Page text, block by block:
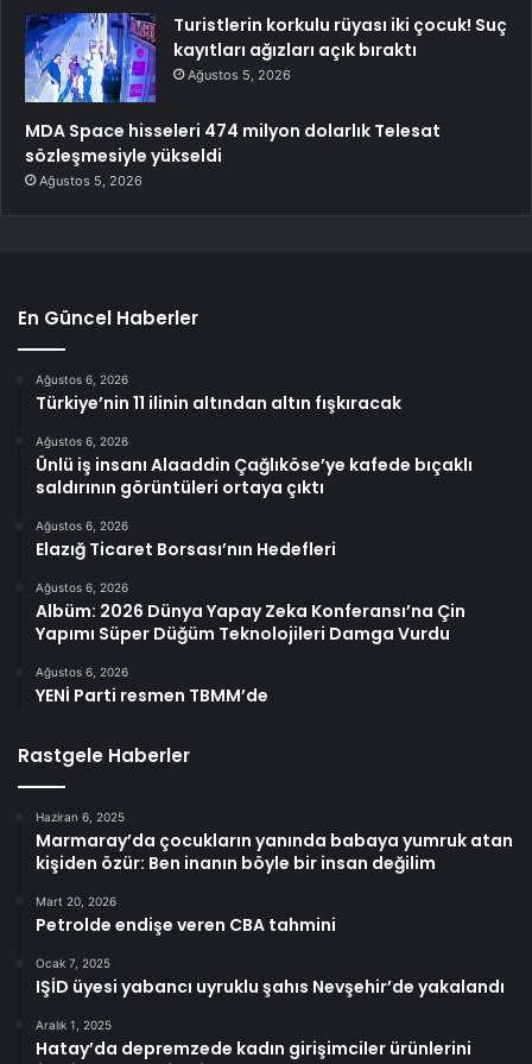
Turistlerin korkulu rüyası iki çocuk! Suç
kayıtları ağızları açık bıraktı
Ağustos 5, 2026
MDA Space hisseleri 474 milyon dolarlık Telesat
sözleşmesiyle yükseldi
Ağustos 5, 2026
En Güncel Haberler
Ağustos 6, 2026
Türkiye’nin 11 ilinin altından altın fışkıracak
Ağustos 6, 2026
Ünlü iş insanı Alaaddin Çağlıköse’ye kafede bıçaklı
saldırının görüntüleri ortaya çıktı
Ağustos 6, 2026
Elazığ Ticaret Borsası’nın Hedefleri
Ağustos 6, 2026
Albüm: 2026 Dünya Yapay Zeka Konferansı’na Çin
Yapımı Süper Düğüm Teknolojileri Damga Vurdu
Ağustos 6, 2026
YENİ Parti resmen TBMM’de
Rastgele Haberler
Haziran 6, 2025
Marmaray’da çocukların yanında babaya yumruk atan
kişiden özür: Ben inanın böyle bir insan değilim
Mart 20, 2026
Petrolde endişe veren CBA tahmini
Ocak 7, 2025
IŞİD üyesi yabancı uyruklu şahıs Nevşehir’de yakalandı
Aralık 1, 2025
Hatay’da depremzede kadın girişimciler ürünlerini